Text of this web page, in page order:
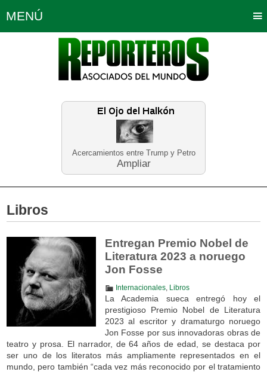
Acercamientos entre Trump y Petro
Ampliar
MENÚ
Política Opinión Bogotá
Planeta Tierra Deportes
Educación Neira
Libros
Entregan Premio Nobel de
Literatura 2023 a noruego
Jon Fosse
Internacionales, Libros
La Academia sueca entregó hoy el
prestigioso Premio Nobel de Literatura
2023 al escritor y dramaturgo noruego
Jon Fosse por sus innovadoras obras de
teatro y prosa. El narrador, de 64 años de edad, se destaca por
ser uno de los literatos más ampliamente representados en el
mundo, pero también “cada vez más reconocido por el tratamiento